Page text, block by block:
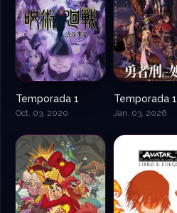
Temporada 1
Oct. 03, 2020
Temporada 1
Jan. 03, 2026